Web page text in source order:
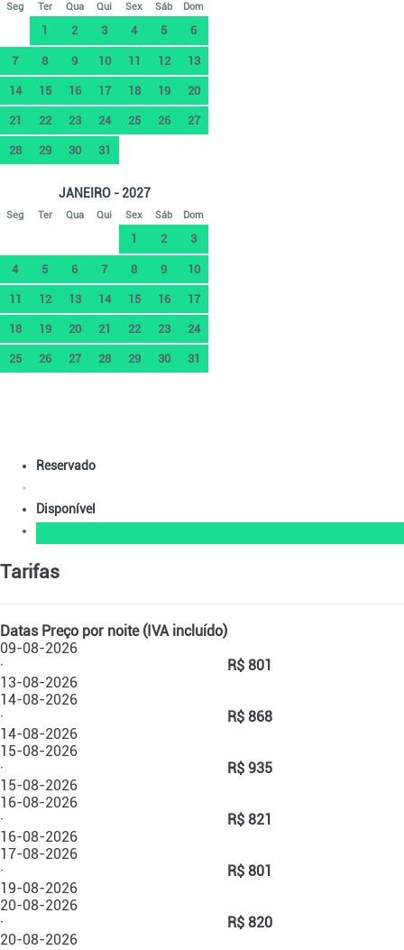
Seg Ter Qua Qui Sex Sáb Dom
1 2 3 4 5 6
7 8 9 10 11 12 13
14 15 16 17 18 19 20
21 22 23 24 25 26 27
28 29 30 31
JANEIRO - 2027
Seg Ter Qua Qui Sex Sáb Dom
1 2 3
4 5 6 7 8 9 10
11 12 13 14 15 16 17
18 19 20 21 22 23 24
25 26 27 28 29 30 31
Reservado
Disponível
Tarifas
Datas Preço por noite (IVA incluído)
09-08-2026
·
13-08-2026
R$ 801
14-08-2026
·
14-08-2026
R$ 868
15-08-2026
·
15-08-2026
R$ 935
16-08-2026
·
16-08-2026
R$ 821
17-08-2026
·
19-08-2026
R$ 801
20-08-2026
·
20-08-2026
R$ 820